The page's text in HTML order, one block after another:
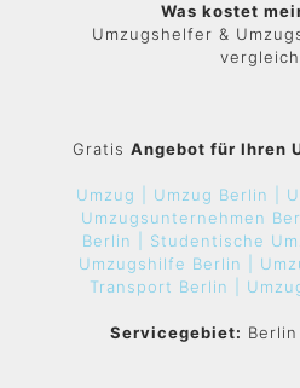
Was kostet
Umzugshelfer &
Gratis Angebot für Ihren
Umzug | Umzug Berlin |
Umzugsunternehmen
Berlin | Studentische
Umzugshilfe Berlin |
Transport Berlin |
Servicegebiet: